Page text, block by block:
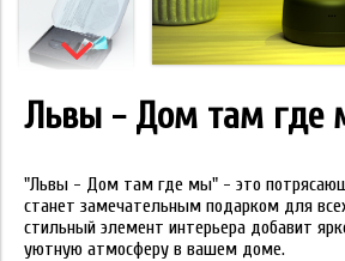
Львы - Дом там где
"Львы - Дом там где мы" - это
станет замечательным подарком для
стильный элемент интерьера добавит
уютную атмосферу в вашем доме.